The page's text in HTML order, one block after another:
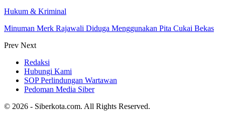
Hukum & Kriminal
Minuman Merk Rajawali Diduga Menggunakan Pita Cukai Bekas
Prev Next
Redaksi
Hubungi Kami
SOP Perlindungan Wartawan
Pedoman Media Siber
© 2026 - Siberkota.com. All Rights Reserved.